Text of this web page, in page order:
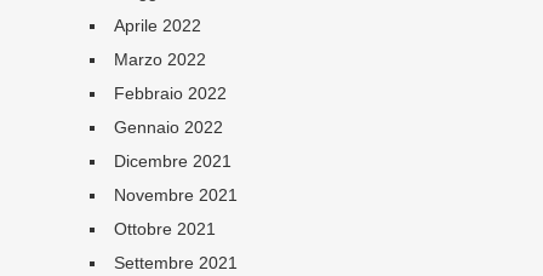
Aprile 2022
Marzo 2022
Febbraio 2022
Gennaio 2022
Dicembre 2021
Novembre 2021
Ottobre 2021
Settembre 2021